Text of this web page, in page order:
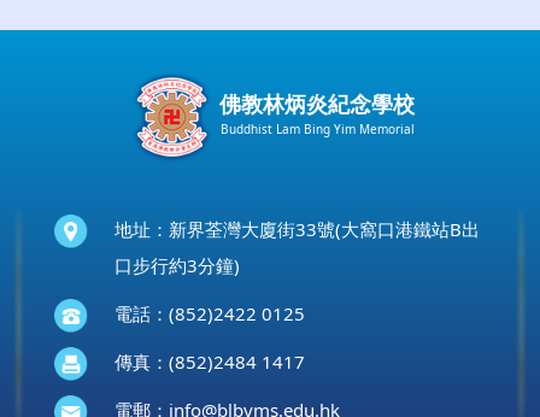
佛教林炳炎紀念學校
Buddhist Lam Bing Yim Memorial
地址：新界荃灣大廈街33號(大窩口港鐵站B出
口步行約3分鐘)
電話：(852)2422 0125
傳真：(852)2484 1417
電郵： info@blbyms.edu.hk